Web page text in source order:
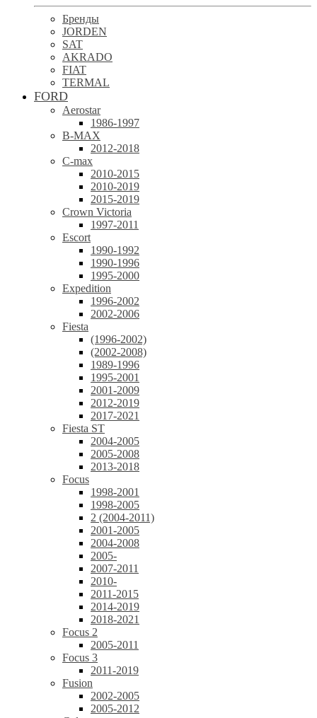
Бренды
JORDEN
SAT
AKRADO
FIAT
TERMAL
FORD
Aerostar
1986-1997
B-MAX
2012-2018
C-max
2010-2015
2010-2019
2015-2019
Crown Victoria
1997-2011
Escort
1990-1992
1990-1996
1995-2000
Expedition
1996-2002
2002-2006
Fiesta
(1996-2002)
(2002-2008)
1989-1996
1995-2001
2001-2009
2012-2019
2017-2021
Fiesta ST
2004-2005
2005-2008
2013-2018
Focus
1998-2001
1998-2005
2 (2004-2011)
2001-2005
2004-2008
2005-
2007-2011
2010-
2011-2015
2014-2019
2018-2021
Focus 2
2005-2011
Focus 3
2011-2019
Fusion
2002-2005
2005-2012